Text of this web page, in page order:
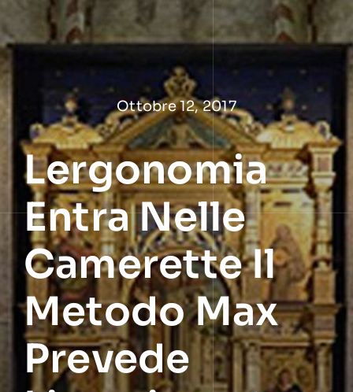
contenuto
Ottobre 12, 2017
Lergonomia
Entra Nelle
Camerette Il
Metodo Max
Prevede